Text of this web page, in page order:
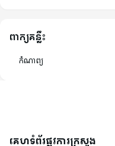
ពាក្យគន្លឹះ
កំណាព្យ
គេហទំព័រផ្លូវការក្រសួង